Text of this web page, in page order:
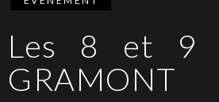
Les 8 et 9
GRAMONT